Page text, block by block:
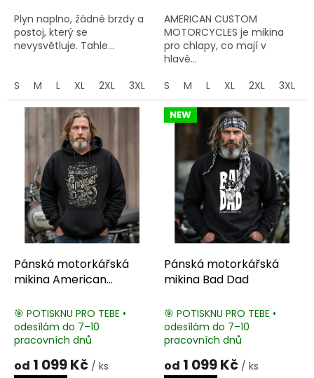
Plyn naplno, žádné brzdy a
postoj, který se
nevysvětluje. Tahle...
S M L XL 2XL 3XL 4XL 5XL
AMERICAN CUSTOM
MOTORCYCLES je mikina
pro chlapy, co mají v
hlavě...
S
M L XL 2XL 3XL
Pánská motorkářská
mikina American
🎯 POTISKNU PRO TEBE •
odesílám do 7–10
pracovních dnů
od 1 099 Kč / ks
NEW
Pánská motorkářská
mikina Bad Dad
🎯 POTISKNU PRO TEBE •
odesílám do 7–10
pracovních dnů
od 1 099 Kč / ks